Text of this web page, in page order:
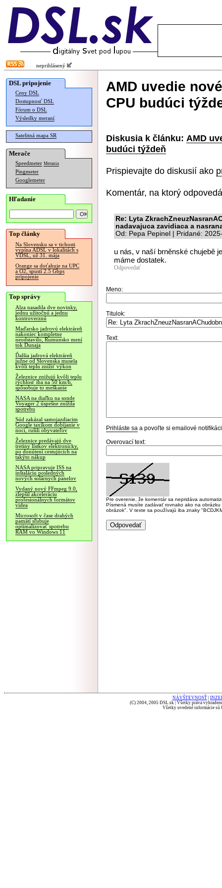
neprihlásený
DSL pripojenie
Ceny DSL
Dostupnosť DSL
Fórum o DSL
Výsledky meraní
Satelitná mapa SR
Merače
Speedmeter Merania
Pingmeter
Googlemeter
Hľadanie
Top články
Na Slovensku sa v tichosti
vypína ADSL v lokalitách s
VDSL, už 31. mája
Orange sa doťahuje na UPC
a O2, spustí 2.5 Gbps
pripojenie
Top správy
Alza nasadila dve novinky,
jednu užitočnú a jednu
kontroverznú
Maďarsko jadrovú elektráreň
nakoniec kompletne
neodstavilo, Rumunsko mení
tok Dunaja
Ďalšia jadrová elektráreň
južne od Slovenska musela
kvôli teplu znížiť výkon
Železnice znižujú kvôli teplu
rýchlosť iba na 50 km/h,
spôsobuje to meškanie
NASA na diaľku na sonde
Voyager 2 úspešne znížila
spotrebu
Súd zakázal samojazdiacim
Google taxíkom dobíjanie v
noci, rušili obyvateľov
Železnice predávajú dve
tretiny lístkov elektronicky,
po donútení cestujúcich na
takýto nákup
NASA pripravuje ISS na
inštaláciu posledných
nových solárnych panelov
Vydaný nový FFmpeg 9.0,
zlepšil akceleráciu
profesionálnych formátov
videa
Microsoft v čase drahých
pamätí sľubuje
optimalizovať spotrebu
RAM vo Windows 11
AMD uvedie
CPU budúci
Diskusia k článku: AMD
budúci týždeň
Prispievajte do diskusií ako
Komentár, na ktorý
Re: Lyta
nadavajuca zavidiaca a
Od: Pepa Pepinel | Pridané:
u nás, v naší brněnské chujebě
máme dostatek.
Odpovedať
Meno:
Titulok:
Text:
Prihláste sa a povoľte si emailové
Overovací text:
Pre overenie, že komentár sa nepridáva
Písmená musíte zadávať rovnako ako na
obrázok". V texte sa používajú iba znaky
NÁVŠTEVNOSŤ
(C) 2004, 2005 DSL.sk | Všetky práva
Všetky uvedené informácie sú